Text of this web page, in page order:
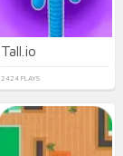
Tall.io
2424 PLAYS